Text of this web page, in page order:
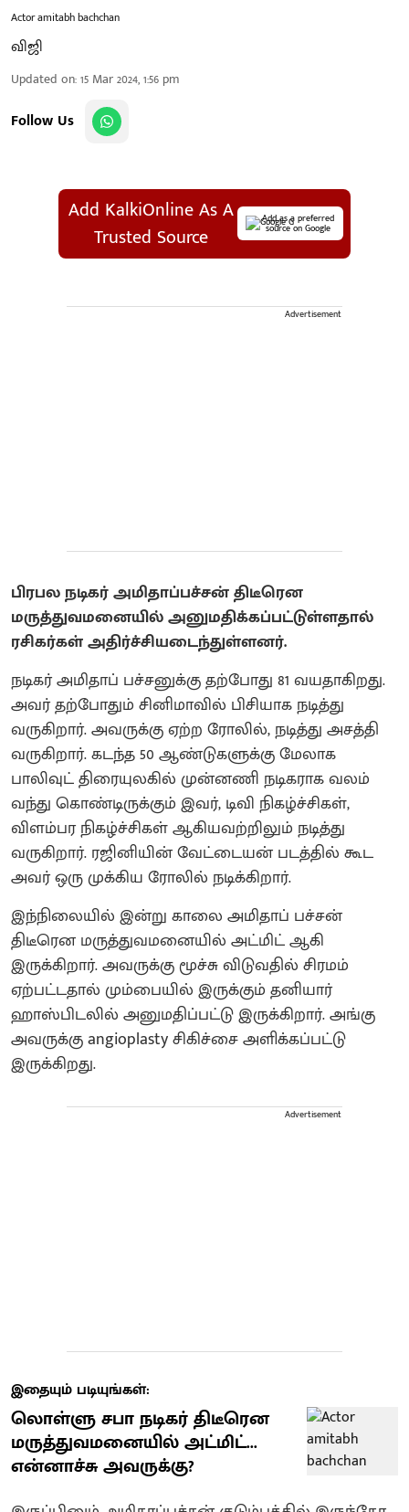
Actor amitabh bachchan
விஜி
Updated on:15 Mar 2024, 1:56 pm
Follow Us
Add KalkiOnline As A
Trusted Source
Add as a preferred
source on Google
Advertisement
பிரபல நடிகர் அமிதாப்பச்சன் திடீரென
மருத்துவமனையில் அனுமதிக்கப்பட்டுள்ளதால்
ரசிகர்கள் அதிர்ச்சியடைந்துள்ளனர்.
நடிகர் அமிதாப் பச்சனுக்கு தற்போது 81 வயதாகிறது.
அவர் தற்போதும் சினிமாவில் பிசியாக நடித்து
வருகிறார். அவருக்கு ஏற்ற ரோலில், நடித்து அசத்தி
வருகிறார். கடந்த 50 ஆண்டுகளுக்கு மேலாக
பாலிவுட் திரையுலகில் முன்னணி நடிகராக வலம்
வந்து கொண்டிருக்கும் இவர், டிவி நிகழ்ச்சிகள்,
விளம்பர நிகழ்ச்சிகள் ஆகியவற்றிலும் நடித்து
வருகிறார். ரஜினியின் வேட்டையன் படத்தில் கூட
அவர் ஒரு முக்கிய ரோலில் நடிக்கிறார்.
இந்நிலையில் இன்று காலை அமிதாப் பச்சன்
திடீரென மருத்துவமனையில் அட்மிட் ஆகி
இருக்கிறார். அவருக்கு மூச்சு விடுவதில் சிரமம்
ஏற்பட்டதால் மும்பையில் இருக்கும் தனியார்
ஹாஸ்பிடலில் அனுமதிப்பட்டு இருக்கிறார். அங்கு
அவருக்கு angioplasty சிகிச்சை அளிக்கப்பட்டு
இருக்கிறது.
Advertisement
இதையும் படியுங்கள்:
லொள்ளு சபா நடிகர் திடீரென
மருத்துவமனையில் அட்மிட்...
என்னாச்சு அவருக்கு?